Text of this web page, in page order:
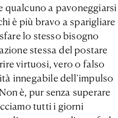
qualcuno a pavoneggiarsi
è più bravo a sparigliare
lo stesso bisogno
stessa del postare
virtuosi, vero o falso
innegabile dell’impulso
è, pur senza superare
tutti i giorni